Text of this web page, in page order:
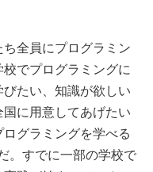
全員にプログラミン
でプログラミングに
たい、知識が欲しい
に用意してあげたい
グラミングを学べる
。すでに一部の学校で